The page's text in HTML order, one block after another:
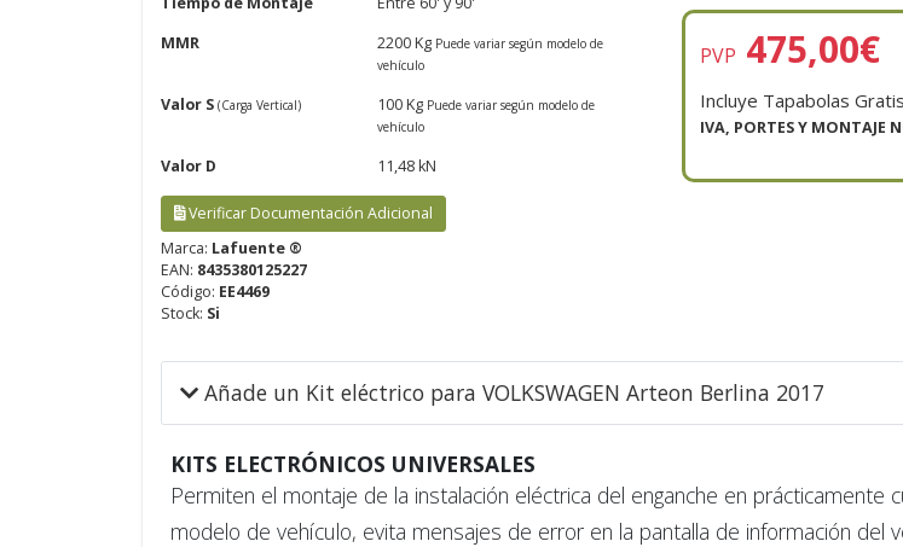
MMR
2200 Kg Puede variar según modelo de
vehículo
Valor S (Carga Vertical) 100 Kg Puede variar según modelo de
vehículo
Valor D 11,48 kN
Verificar Documentación Adicional
Marca: Lafuente ®
EAN: 8435380125227
Código: EE4469
Stock: Si
PVP 475,00€
Incluye Tapabolas Gratis
IVA, PORTES Y MONTAJE
Añade un Kit eléctrico para VOLKSWAGEN Arteon Berlina 2017
KITS ELECTRÓNICOS UNIVERSALES
Permiten el montaje de la instalación eléctrica del enganche en prácticamente
modelo de vehículo, evita mensajes de error en la pantalla de información del